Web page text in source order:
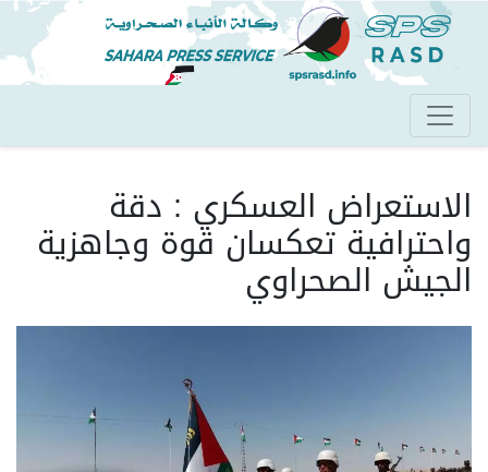
تجاوز
إلى
المحتوى
الرئيسي
الاستعراض العسكري : دقة
واحترافية تعكسان قوة وجاهزية
الجيش الصحراوي